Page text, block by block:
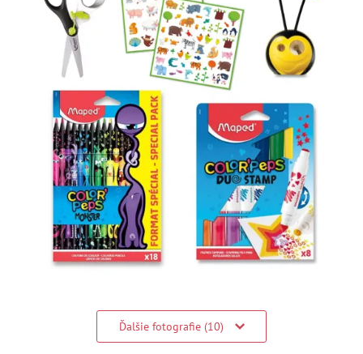
Ďalšie fotografie (10)